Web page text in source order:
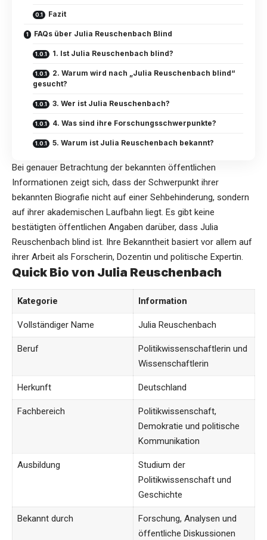
Fazit
FAQs über Julia Reuschenbach Blind
1. Ist Julia Reuschenbach blind?
2. Warum wird nach „Julia Reuschenbach blind“
gesucht?
3. Wer ist Julia Reuschenbach?
4. Was sind ihre Forschungsschwerpunkte?
5. Warum ist Julia Reuschenbach bekannt?
Bei genauer Betrachtung der bekannten öffentlichen
Informationen zeigt sich, dass der Schwerpunkt ihrer
bekannten Biografie nicht auf einer Sehbehinderung, sondern
auf ihrer akademischen Laufbahn liegt. Es gibt keine
bestätigten öffentlichen Angaben darüber, dass Julia
Reuschenbach blind ist. Ihre Bekanntheit basiert vor allem auf
ihrer Arbeit als Forscherin, Dozentin und politische Expertin.
Quick Bio von Julia Reuschenbach
Kategorie Information
Vollständiger Name Julia Reuschenbach
Beruf
Politikwissenschaftlerin und
Wissenschaftlerin
Herkunft Deutschland
Fachbereich
Politikwissenschaft,
Demokratie und politische
Kommunikation
Ausbildung
Studium der
Politikwissenschaft und
Geschichte
Bekannt durch
Forschung, Analysen und
öffentliche Diskussionen